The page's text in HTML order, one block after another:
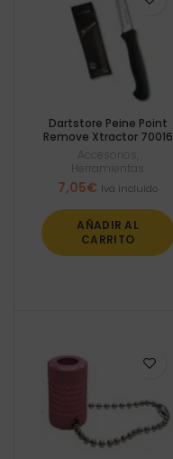
Dartstore Peine Point
Remove Xtractor 70016
Accesorios
Herramientas
7,05€ Iva incluido
AÑADIR AL
CARRITO